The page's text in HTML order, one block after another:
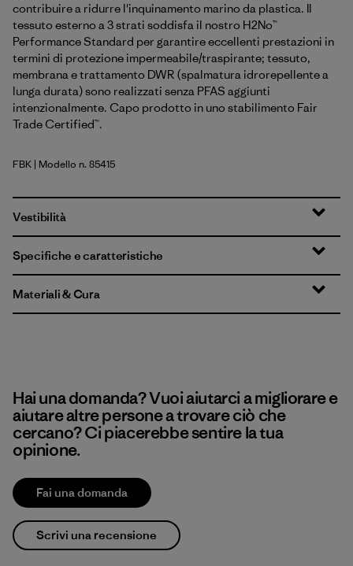
contribuire a ridurre l'inquinamento marino da plastica. Il
tessuto esterno a 3 strati soddisfa il nostro H2No™
Performance Standard per garantire eccellenti prestazioni in
termini di protezione impermeabile/traspirante; tessuto,
membrana e trattamento DWR (spalmatura idrorepellente a
lunga durata) sono realizzati senza PFAS aggiunti
intenzionalmente. Capo prodotto in uno stabilimento Fair
Trade Certified™.
Forge Grey w/Black
FBK | Modello n. 85415
Vestibilità
Specifiche e caratteristiche
Materiali & Cura
Hai una domanda? Vuoi aiutarci a migliorare e
aiutare altre persone a trovare ciò che
cercano? Ci piacerebbe sentire la tua
opinione.
Fai una domanda
Scrivi una recensione